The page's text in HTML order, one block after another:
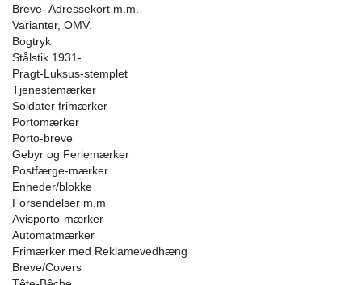
Breve- Adressekort m.m.
Varianter, OMV.
Bogtryk
Stålstik 1931-
Pragt-Luksus-stemplet
Tjenestemærker
Soldater frimærker
Portomærker
Porto-breve
Gebyr og Feriemærker
Postfærge-mærker
Enheder/blokke
Forsendelser m.m
Avisporto-mærker
Automatmærker
Frimærker med Reklamevedhæng
Breve/Covers